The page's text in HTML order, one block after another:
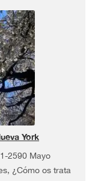
York
2590 Mayo
¿Cómo os trata